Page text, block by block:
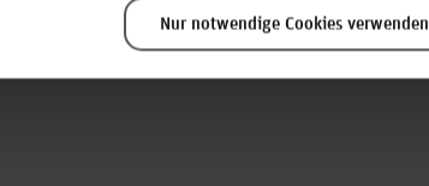
Nur notwendige Cookies verwenden